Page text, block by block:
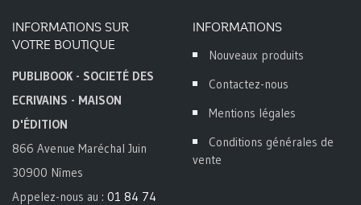
INFORMATIONS SUR
VOTRE BOUTIQUE
PUBLIBOOK - SOCIETÉ DES
ECRIVAINS - MAISON
D'ÉDITION
866 Avenue Maréchal Juin
30900 Nîmes
Appelez-nous au : 01 84 74
INFORMATIONS
Nouveaux produits
Contactez-nous
Mentions légales
Conditions générales de
vente